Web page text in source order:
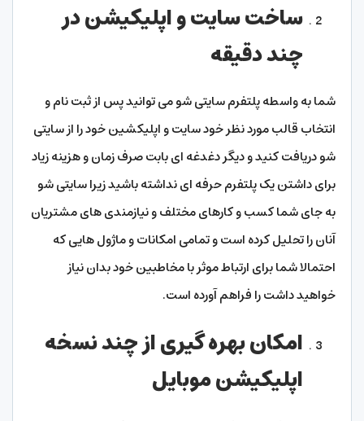
ساخت سایت و اپلیکیشن در
چند دقیقه
شما به واسطه پلتفرم سایتی شو می توانید پس از ثبت نام و
انتخاب قالب مورد نظر خود سایت و اپلیکشین خود را از سایتی
شو دریافت کنید و دیگر دغدغه ای بابت صرف زمان و هزینه زیاد
برای داشتن یک پلتفرم حرفه ای نداشته باشید زیرا سایتی شو
به جای شما کسب و کارهای مختلف و نیازمندی های مشتریان
آنان را تحلیل کرده است و تمامی امکانات و ماژول هایی که
احتمالا شما برای ارتباط موثر با مخاطبین خود بدان نیاز
خواهید داشت را فراهم آورده است.
امکان بهره گیری از چند نسخه
اپلیکیشن موبایل